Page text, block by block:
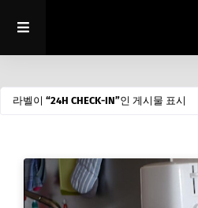
라벨이 24H CHECK-IN 인 게시물 표시